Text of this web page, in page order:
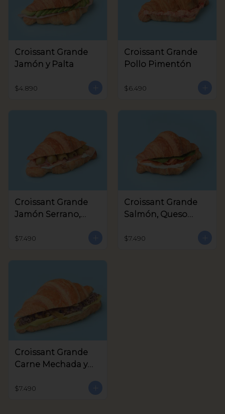
Croissant Grande
Jamón y Palta
$4.890
Croissant Grande
Pollo Pimentón
$6.490
Croissant Grande
Jamón Serrano,
Aceitunas Verdes
$7.490
Croissant Grande
Salmón, Queso
$7.490
Croissant Grande
Carne Mechada y
$7.490